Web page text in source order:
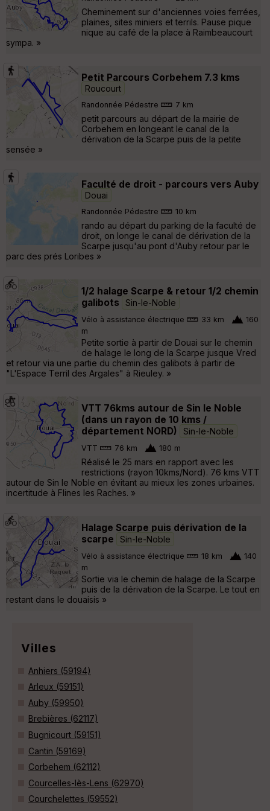
Cheminement sur d'anciennes voies ferrées,
plaines, sites miniers et terrils. Pause pique
nique au café de la place à Raimbeaucourt
sympa. »
Petit Parcours Corbehem 7.3 kms
Roucourt
Randonnée Pédestre 7 km
petit parcours au départ de la mairie de
Corbehem en longeant le canal de la
dérivation de la Scarpe puis de la petite
sensée »
Faculté de droit - parcours vers Auby
Douai
Randonnée Pédestre 10 km
rando au départ du parking de la faculté de
droit, on longe le canal de dérivation de la
Scarpe jusqu'au pont d'Auby retour par le
parc des prés Loribes »
1/2 halage Scarpe & retour 1/2 chemin
galibots
Sin-le-Noble
Vélo à assistance électrique 33 km
160
m
Petite sortie à partir de Douai sur le chemin
de halage le long de la Scarpe jusque Vred
et retour via une partie du chemin des galibots à partir de
"L'Espace Terril des Argales" à Rieuley. »
VTT 76kms autour de Sin le Noble
(dans un rayon de 10 kms /
département NORD)
Sin-le-Noble
VTT 76 km 180 m
Réalisé le 25 mars en rapport avec les
restrictions (rayon 10kms/Nord). 76 kms VTT
autour de Sin le Noble en évitant au mieux les zones urbaines.
incertitude à Flines les Raches. »
Halage Scarpe puis dérivation de la
scarpe
Sin-le-Noble
Vélo à assistance électrique 18 km
140
m
Sortie via le chemin de halage de la Scarpe
puis de la dérivation de la Scarpe. Le tout en
restant dans le douaisis »
Villes
Anhiers (59194)
Arleux (59151)
Auby (59950)
Brebières (62117)
Bugnicourt (59151)
Cantin (59169)
Corbehem (62112)
Courcelles-lès-Lens (62970)
Courchelettes (59552)